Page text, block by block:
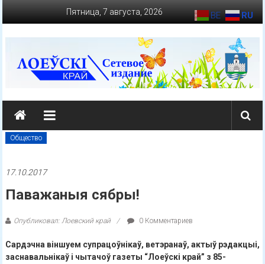
Пятница, 7 августа, 2026
loevkraj.by
Еженедельная
районная
газета
Общество
17.10.2017
Паважаныя сябры!
Опубликовал: Лоевский край 0 Комментариев
Сардэчна віншуем супрацоўнікаў, ветэранаў, актыў рэдакцыі,
заснавальнікаў і чытачоў газеты “Лоеўскі край” з 85-
BE RU